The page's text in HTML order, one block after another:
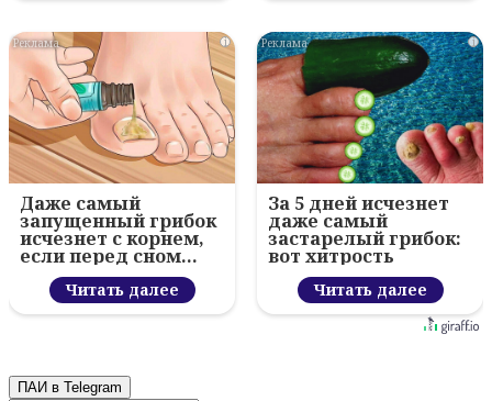
i
Даже самый
запущенный грибок
исчезнет с корнем,
если перед сном…
Читать далее
i
За 5 дней исчезнет
даже самый
застарелый грибок:
вот хитрость
Читать далее
ПАИ в Telegram